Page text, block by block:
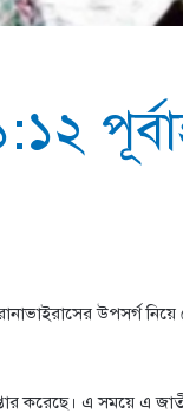
উপসর্গ
করেছে। এ সময়ে এ